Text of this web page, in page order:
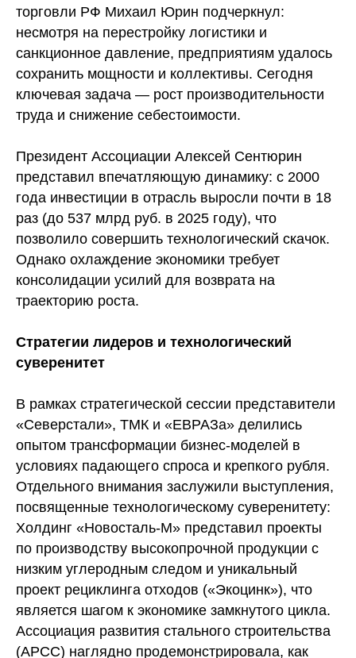
торговли РФ Михаил Юрин подчеркнул:
несмотря на перестройку логистики и
санкционное давление, предприятиям удалось
сохранить мощности и коллективы. Сегодня
ключевая задача — рост производительности
труда и снижение себестоимости.
Президент Ассоциации Алексей Сентюрин
представил впечатляющую динамику: с 2000
года инвестиции в отрасль выросли почти в 18
раз (до 537 млрд руб. в 2025 году), что
позволило совершить технологический скачок.
Однако охлаждение экономики требует
консолидации усилий для возврата на
траекторию роста.
Стратегии лидеров и технологический
суверенитет
В рамках стратегической сессии представители
«Северстали», ТМК и «ЕВРАЗа» делились
опытом трансформации бизнес-моделей в
условиях падающего спроса и крепкого рубля.
Отдельного внимания заслужили выступления,
посвященные технологическому суверенитету:
Холдинг «Новосталь-М» представил проекты
по производству высокопрочной продукции с
низким углеродным следом и уникальный
проект рециклинга отходов («Экоцинк»), что
является шагом к экономике замкнутого цикла.
Ассоциация развития стального строительства
(АРСС) наглядно продемонстрировала, как